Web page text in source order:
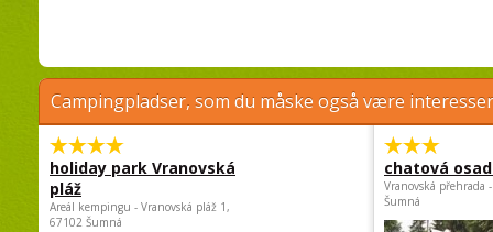
Campingpladser, som du måske også være
holiday park Vranovská
pláž
Areál kempingu - Vranovská pláž 1,
67102 Šumná
chatová
Vranovská přehrada
Šumná